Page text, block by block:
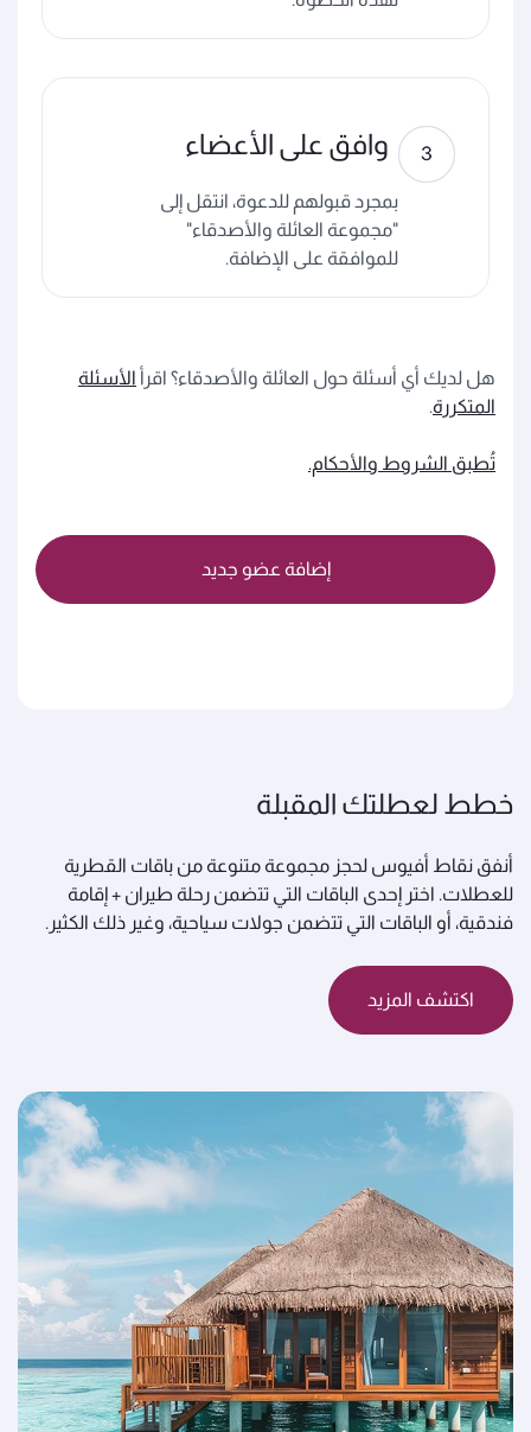
وافق على الأعضاء
بمجرد قبولهم للدعوة، انتقل إلى
"مجموعة العائلة والأصدقاء"
للموافقة على الإضافة.
هل لديك أي أسئلة حول العائلة والأصدقاء؟ اقرأ الأسئلة
المتكررة.
تُطبق الشروط والأحكام.
إضافة عضو جديد
خطط لعطلتك المقبلة
أنفق نقاط أفيوس لحجز مجموعة متنوعة من باقات القطرية
للعطلات. اختر إحدى الباقات التي تتضمن رحلة طيران + إقامة
فندقية، أو الباقات التي تتضمن جولات سياحية، وغير ذلك الكثير.
اكتشف المزيد